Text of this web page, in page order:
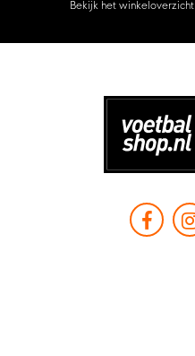
Bekijk het winkeloverzicht